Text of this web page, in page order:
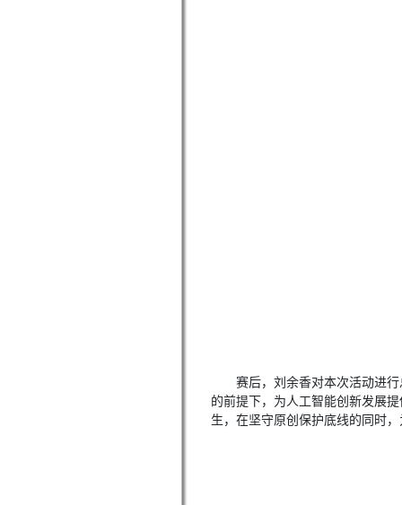
赛后，刘余香对本次活动进
的前提下，为人工智能创新发展
生，在坚守原创保护底线的同时